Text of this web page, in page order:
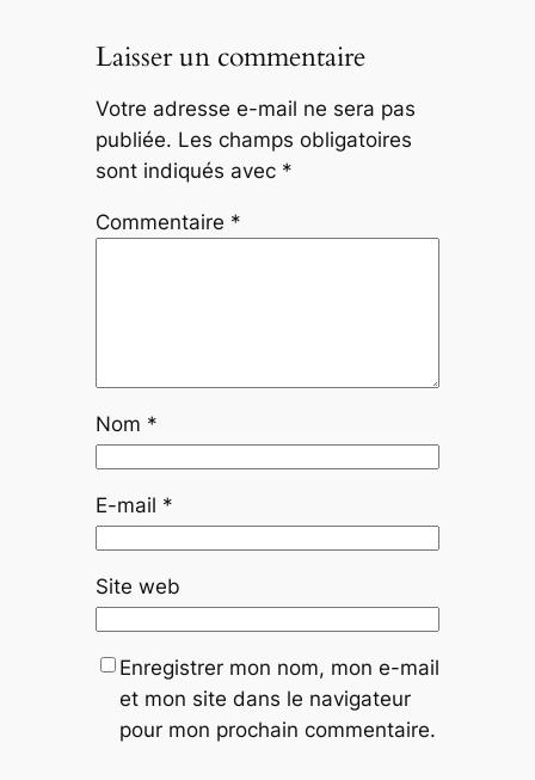
Laisser un commentaire
Votre adresse e-mail ne sera pas
publiée. Les champs obligatoires
sont indiqués avec *
Commentaire *
Nom *
E-mail *
Site web
Enregistrer mon nom, mon e-mail
et mon site dans le navigateur
pour mon prochain commentaire.